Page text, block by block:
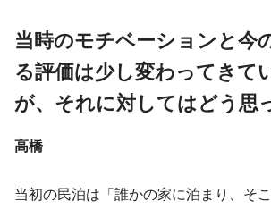
当時のモチベーションと今
る評価は少し変わってきて
が、それに対してはどう思
高橋
当初の民泊は「誰かの家に泊まり、そ